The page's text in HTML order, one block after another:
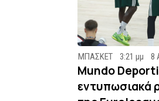
ΜΠΑΣΚΕΤ 3:21 μμ 8
Mundo
εντυπωσιακά